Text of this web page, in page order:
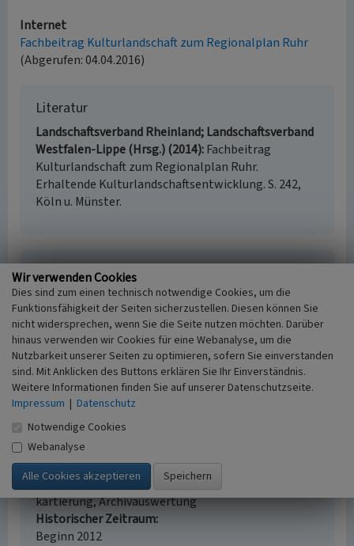
Internet
Fachbeitrag Kulturlandschaft zum Regionalplan Ruhr
(Abgerufen: 04.04.2016)
Literatur
Landschaftsverband Rheinland; Landschaftsverband
Westfalen-Lippe (Hrsg.) (2014) Fachbeitrag
Kulturlandschaft zum Regionalplan Ruhr.
Erhaltende Kulturlandschaftsentwicklung. S. 242,
Köln u. Münster.
Osthaus-Museum / Emil-Schumacher-Museum /
Johanniskirche (Kulturlandschaftsbereich
Regionalplan Ruhr 418)
Schlagwörter
Kulturlandschaftsbereich Gerichtsgebäude
Museumsgebäude Hallenkirche
Fachsicht(en)
Kulturlandschaftspflege, Archäologie,
Denkmalpflege, Landeskunde, Raumplanung
Erfassungsmaßstab
i.d.R. 1:25.000 (kleiner als 1:20.000)
Erfassungsmethode
Literaturauswertung, Geländebegehung/-
kartierung, Archivauswertung
Historischer Zeitraum
Beginn 2012
Wir verwenden Cookies
Dies sind zum einen technisch notwendige Cookies, um die
Funktionsfähigkeit der Seiten sicherzustellen. Diesen können Sie
nicht widersprechen, wenn Sie die Seite nutzen möchten. Darüber
hinaus verwenden wir Cookies für eine Webanalyse, um die
Nutzbarkeit unserer Seiten zu optimieren, sofern Sie einverstanden
sind. Mit Anklicken des Buttons erklären Sie Ihr Einverständnis.
Weitere Informationen finden Sie auf unserer Datenschutzseite.
Impressum | Datenschutz
Notwendige Cookies
Webanalyse